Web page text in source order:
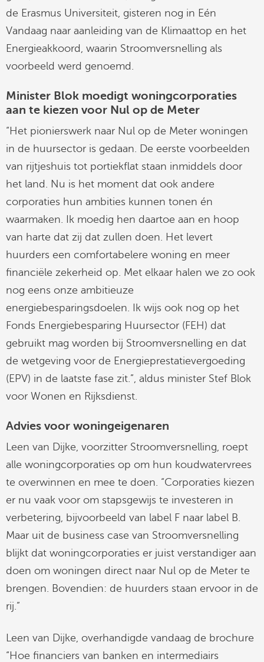
de Erasmus Universiteit, gisteren nog in Eén
Vandaag naar aanleiding van de Klimaattop en het
Energieakkoord, waarin Stroomversnelling als
voorbeeld werd genoemd.
Minister Blok moedigt woningcorporaties
aan te kiezen voor Nul op de Meter
“Het pionierswerk naar Nul op de Meter woningen
in de huursector is gedaan. De eerste voorbeelden
van rijtjeshuis tot portiekflat staan inmiddels door
het land. Nu is het moment dat ook andere
corporaties hun ambities kunnen tonen én
waarmaken. Ik moedig hen daartoe aan en hoop
van harte dat zij dat zullen doen. Het levert
huurders een comfortabelere woning en meer
financiële zekerheid op. Met elkaar halen we zo ook
nog eens onze ambitieuze
energiebesparingsdoelen. Ik wijs ook nog op het
Fonds Energiebesparing Huursector (FEH) dat
gebruikt mag worden bij Stroomversnelling en dat
de wetgeving voor de Energieprestatievergoeding
(EPV) in de laatste fase zit.”, aldus minister Stef Blok
voor Wonen en Rijksdienst.
Advies voor woningeigenaren
Leen van Dijke, voorzitter Stroomversnelling, roept
alle woningcorporaties op om hun koudwatervrees
te overwinnen en mee te doen. “Corporaties kiezen
er nu vaak voor om stapsgewijs te investeren in
verbetering, bijvoorbeeld van label F naar label B.
Maar uit de business case van Stroomversnelling
blijkt dat woningcorporaties er juist verstandiger aan
doen om woningen direct naar Nul op de Meter te
brengen. Bovendien: de huurders staan ervoor in de
rij.”
Leen van Dijke, overhandigde vandaag de brochure
“Hoe financiers van banken en intermediairs